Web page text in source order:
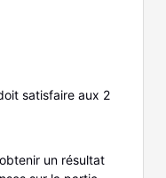
satisfaire aux 2
un résultat